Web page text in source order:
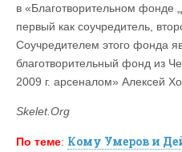
в «Благотворительном фонде
первый как соучредитель,
Соучредителем этого фонда
благотворительный фонд из
2009 г. арсеналом» Алексей
Skelet.Org
По теме: Кому Умеров и